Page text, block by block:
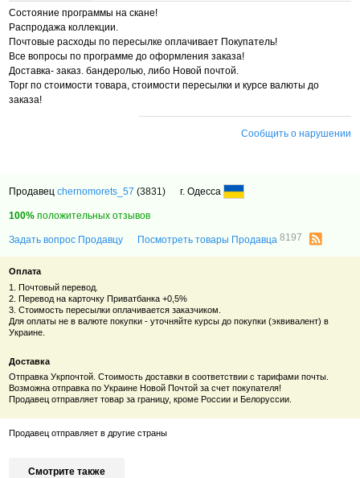
Состояние программы на скане!
Распродажа коллекции.
Почтовые расходы по пересылке оплачивает Покупатель!
Все вопросы по программе до оформления заказа!
Доставка- заказ. бандеролью, либо Новой почтой.
Торг по стоимости товара, стоимости пересылки и курсе валюты до
заказа!
Сообщить о нарушении
Продавецchernomorets_57 (3831) г. Одесса
100% положительных отзывов
Задать вопрос Продавцу Посмотреть товары Продавца8197
Оплата
1. Почтовый перевод.
2. Перевод на карточку Приватбанка +0,5%
3. Стоимость пересылки оплачивается заказчиком.
Для оплаты не в валюте покупки - уточняйте курсы до покупки (эквивалент) в
Украине.
Доставка
Отправка Укрпочтой. Стоимость доставки в соответствии с тарифами почты.
Возможна отправка по Украине Новой Почтой за счет покупателя!
Продавец отправляет товар за границу, кроме России и Белоруссии.
Продавец отправляет в другие страны
Смотрите также